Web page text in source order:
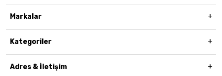
Markalar
Kategoriler
Adres & İletişim